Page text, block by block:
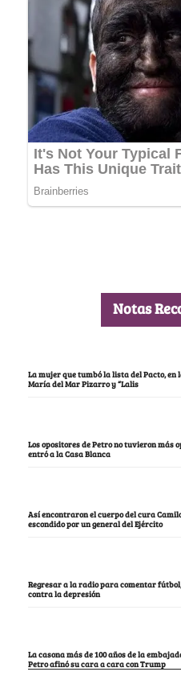
Notas
La mujer que tumbó la lista del Pacto,
María del Mar Pizarro y “Lalis
Los opositores de Petro no tuvieron
entró a la Casa Blanca
Así encontraron el cuerpo del cura
escondido por un general del Ejército
Regresar a la radio para comentar
contra la depresión
La casona más de 100 años de la
Petro afinó su cara a cara con Trump